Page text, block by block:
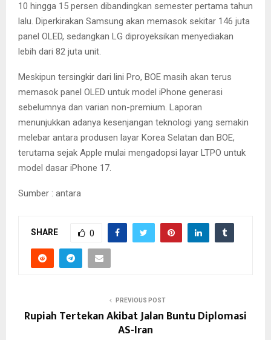
10 hingga 15 persen dibandingkan semester pertama tahun
lalu. Diperkirakan Samsung akan memasok sekitar 146 juta
panel OLED, sedangkan LG diproyeksikan menyediakan
lebih dari 82 juta unit.
Meskipun tersingkir dari lini Pro, BOE masih akan terus
memasok panel OLED untuk model iPhone generasi
sebelumnya dan varian non-premium. Laporan
menunjukkan adanya kesenjangan teknologi yang semakin
melebar antara produsen layar Korea Selatan dan BOE,
terutama sejak Apple mulai mengadopsi layar LTPO untuk
model dasar iPhone 17.
Sumber : antara
SHARE 0
PREVIOUS POST
Rupiah Tertekan Akibat Jalan Buntu Diplomasi
AS-Iran